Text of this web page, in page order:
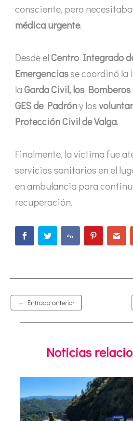
consciente, pero necesitaba
médica urgente.
Desde elCentro Integrado
Emergenciasse coordinó la
laGarda Civil, los Bomberos
GES de Padróny los
Protección Civil de Valga.
Finalmente, la víctima fue
servicios sanitarios en el
en ambulancia para
recuperación.
← Entrada anterior
Noticias